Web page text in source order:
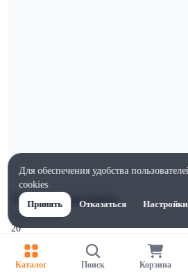
Характеристики
Ширина, мм
20
Высота, мм
90
Каталог Поиск Корзина
Для обеспечения удобства
cookies
Принять
Отказаться Настройки